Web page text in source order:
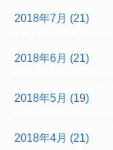
2018年7月 (21)
2018年6月 (21)
2018年5月 (19)
2018年4月 (21)